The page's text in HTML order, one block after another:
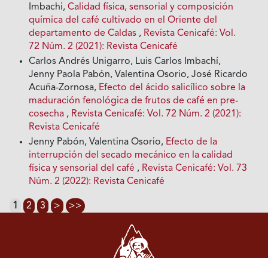
Imbachi,Calidad física, sensorial y composición
química del café cultivado en el Oriente del
departamento de Caldas , Revista Cenicafé: Vol.
72 Núm. 2 (2021): Revista Cenicafé
Carlos Andrés Unigarro, Luis Carlos Imbachí,
Jenny Paola Pabón, Valentina Osorio, José Ricardo
Acuña-Zornosa, Efecto del ácido salicílico sobre la
maduración fenológica de frutos de café en pre-
cosecha , Revista Cenicafé: Vol. 72 Núm. 2 (2021):
Revista Cenicafé
Jenny Pabón, Valentina Osorio, Efecto de la
interrupción del secado mecánico en la calidad
física y sensorial del café , Revista Cenicafé: Vol. 73
Núm. 2 (2022): Revista Cenicafé
1 2 3 > >>